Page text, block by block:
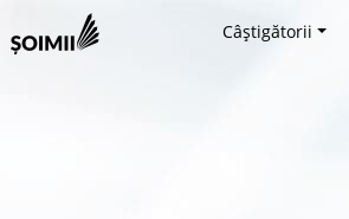
Câștigătorii